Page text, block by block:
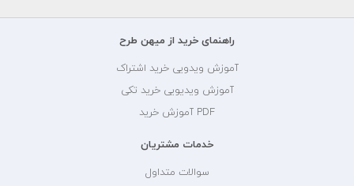
راهنمای خرید از میهن طرح
آموزش ویدویی خرید اشتراک
آموزش ویدیویی خرید تکی
PDF آموزش خرید
خدمات مشتریان
سوالات متداول